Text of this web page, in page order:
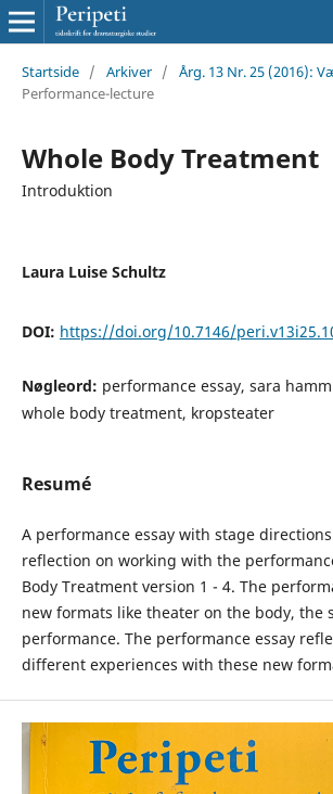
Startside / Arkiver / Årg. 13 Nr. 25 (2016):
Performance-lecture
Whole Body Treatment
Introduktion
Laura Luise Schultz
DOI: https://doi.org/10.7146/
Nøgleord: performance essay, sara
whole body treatment, kropsteater
Resumé
A performance essay with stage
reflection on working with the
Body Treatment version 1 - 4. The
new formats like theater on the body, the
performance. The performance essay
different experiences with these new